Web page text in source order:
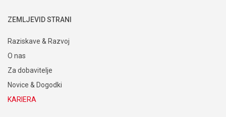
ZEMLJEVID STRANI
Raziskave & Razvoj
O nas
Za dobavitelje
Novice & Dogodki
KARIERA